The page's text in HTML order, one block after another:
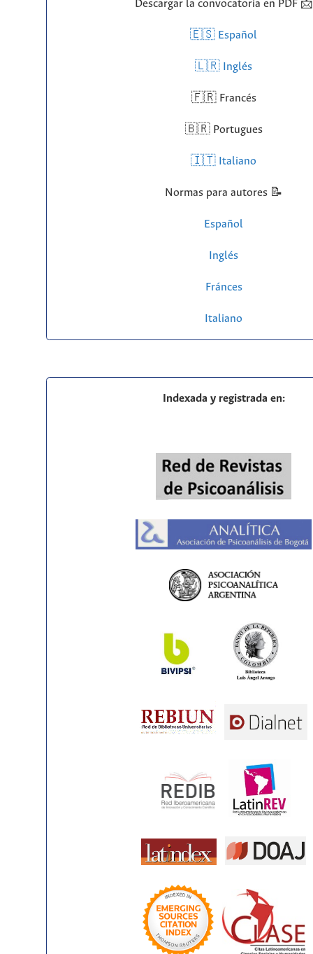
Descargar la convocatoria en PDF 📩
🇪🇸 Español
🇱🇷 Inglés
🇫🇷 Francés
🇧🇷 Portugues
🇮🇹 Italiano
Normas para autores 📝
Español
Inglés
Fránces
Italiano
Indexada y registrada en: